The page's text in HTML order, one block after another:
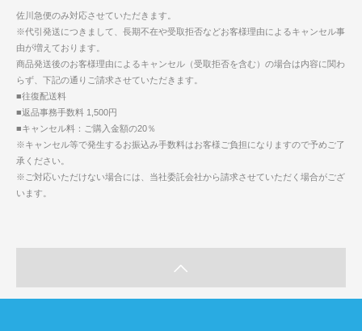
佐川急便のみ対応させていただきます。
※代引発送につきまして、長期不在や受取拒否などお客様理由によるキャンセル事
由が増えております。
商品発送後のお客様理由によるキャンセル（受取拒否を含む）の場合は内容に関わ
らず、下記の通りご請求させていただきます。
■往復配送料
■返品事務手数料 1,500円
■キャンセル料：ご購入金額の20％
※キャンセル等で発生するお振込み手数料はお客様ご負担になりますので予めご了
承ください。
※ご対応いただけない場合には、当社委託会社から請求させていただく場合がござ
います。